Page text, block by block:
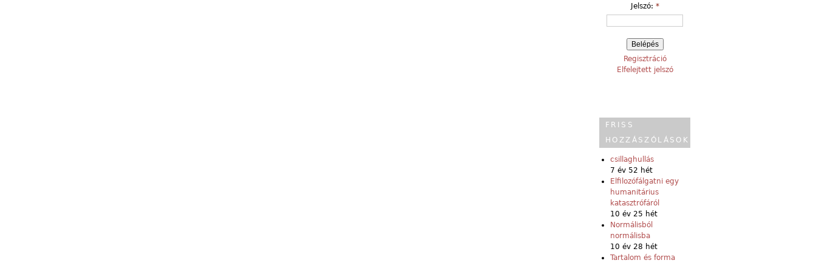
Jelszó: *
Regisztráció
Elfelejtett jelszó
FRISS
HOZZÁSZÓLÁSOK
csillaghullás
7 év 52 hét
Elfilozófálgatni egy
humanitárius
katasztrófáról
10 év 25 hét
Normálisból
normálisba
10 év 28 hét
Tartalom és forma